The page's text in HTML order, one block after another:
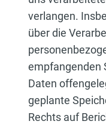
verlangen.
über die
empfangenden
Daten
geplante
Rechts auf